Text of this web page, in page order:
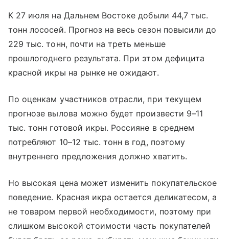
К 27 июля на Дальнем Востоке добыли 44,7 тыс.
тонн лососей. Прогноз на весь сезон повысили до
229 тыс. тонн, почти на треть меньше
прошлогоднего результата. При этом дефицита
красной икры на рынке не ожидают.
По оценкам участников отрасли, при текущем
прогнозе вылова можно будет произвести 9–11
тыс. тонн готовой икры. Россияне в среднем
потребляют 10–12 тыс. тонн в год, поэтому
внутреннего предложения должно хватить.
Но высокая цена может изменить покупательское
поведение. Красная икра остается деликатесом, а
не товаром первой необходимости, поэтому при
слишком высокой стоимости часть покупателей